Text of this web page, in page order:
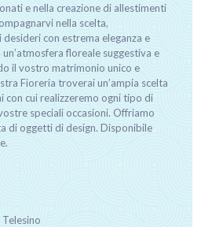
e nella creazione di allestimenti
nella scelta,
con estrema eleganza e
floreale suggestiva e
il vostro matrimonio unico e
Fioreria troverai un’ampia scelta
con cui realizzeremo ogni tipo di
speciali occasioni. Offriamo
di oggetti di design. Disponibile